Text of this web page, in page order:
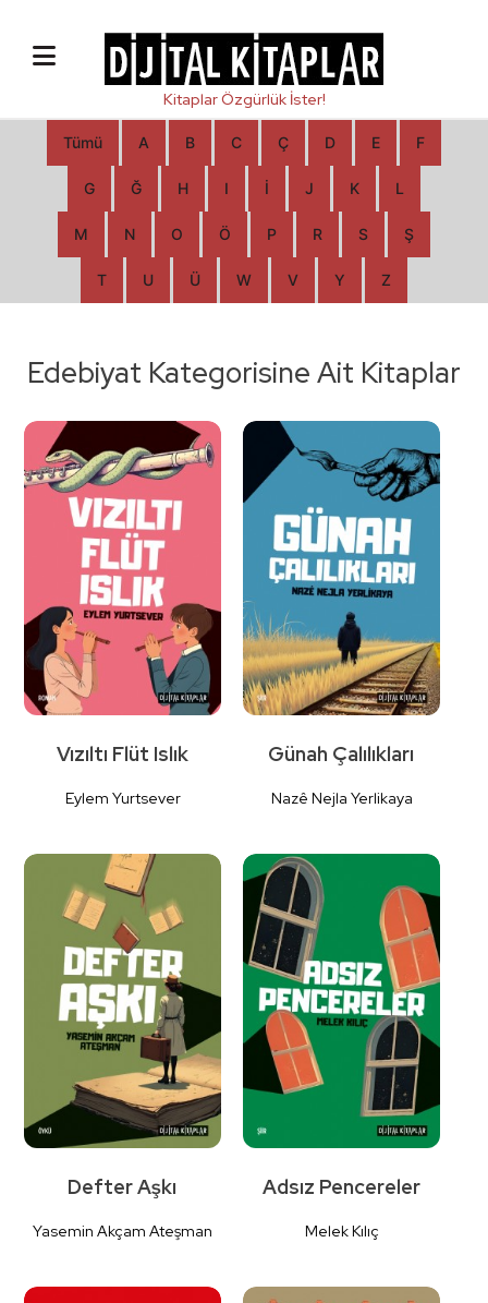
Tümü A B C Ç D E F
G Ğ H I İ J K L
M N O Ö P R S Ş
T U Ü W V Y Z
Edebiyat Kategorisine Ait Kitaplar
Detaylı İncele
Vızıltı Flüt Islık
Eylem Yurtsever
Detaylı İncele
Günah Çalılıkları
Nazê Nejla Yerlikaya
Defter Aşkı
Yasemin Akçam Ateşman
Adsız Pencereler
Melek Kılıç